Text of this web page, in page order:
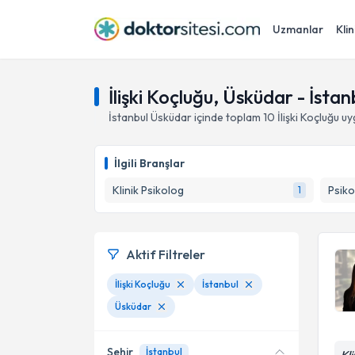
Uzmanlar
İlişki Koçluğu, Üsküdar -
İstanbul Üsküdariçinde toplam 10 İlişki Koçluğu
İlgili Branşlar
Klinik Psikolog
1
Aktif Filtreler
İlişki Koçluğu
İstanbul
Üsküdar
Şehir İstanbul